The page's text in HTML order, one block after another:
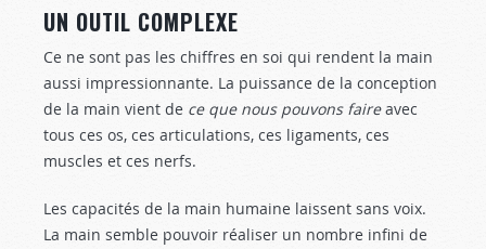
UN OUTIL COMPLEXE
Ce ne sont pas les chiffres en soi qui rendent la main
aussi impressionnante. La puissance de la conception
de la main vient de ce que nous pouvons faireavec
tous ces os, ces articulations, ces ligaments, ces
muscles et ces nerfs.
Les capacités de la main humaine laissent sans voix.
La main semble pouvoir réaliser un nombre infini de